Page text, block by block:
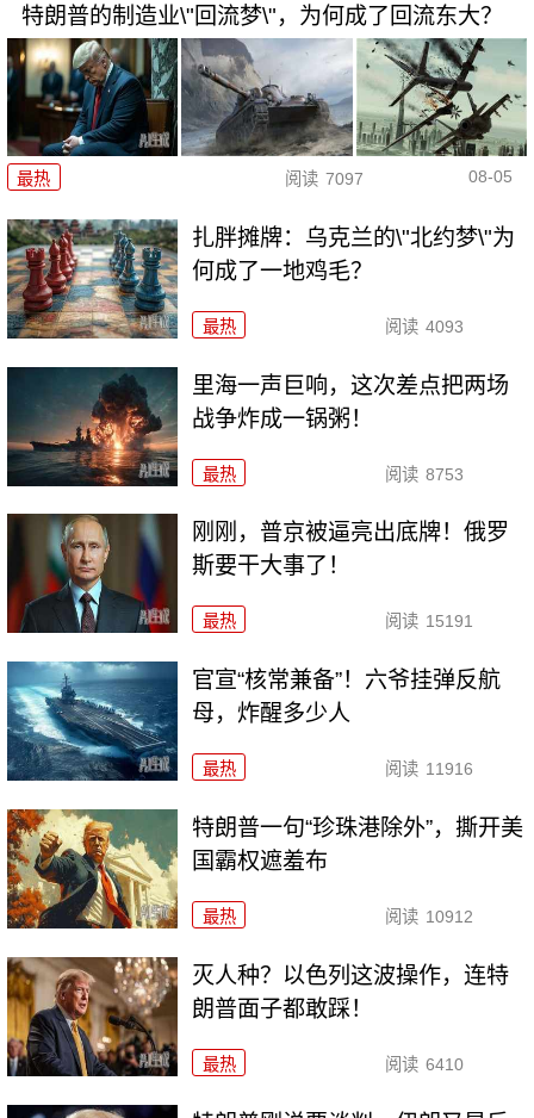
特朗普的制造业\"回流梦\"，为何成了回流东大？
最热 阅读 7097 08-05
扎胖摊牌：乌克兰的\"北约梦\"为
何成了一地鸡毛？
最热 阅读 4093
里海一声巨响，这次差点把两场
战争炸成一锅粥！
最热 阅读 8753
刚刚，普京被逼亮出底牌！俄罗
斯要干大事了！
最热 阅读 15191
官宣“核常兼备”！六爷挂弹反航
母，炸醒多少人
最热 阅读 11916
特朗普一句“珍珠港除外”，撕开美
国霸权遮羞布
最热 阅读 10912
灭人种？以色列这波操作，连特
朗普面子都敢踩！
最热 阅读 6410